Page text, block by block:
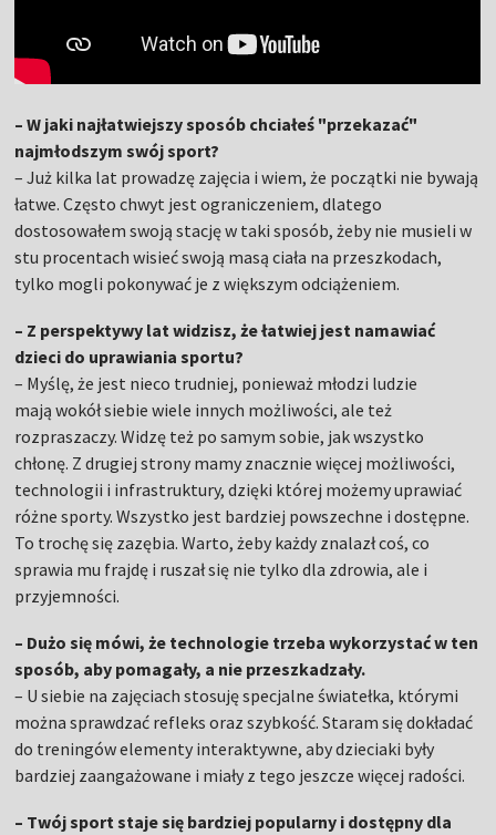
– W jaki najłatwiejszy sposób chciałeś "przekazać"
najmłodszym swój sport?
– Już kilka lat prowadzę zajęcia i wiem, że początki nie bywają
łatwe. Często chwyt jest ograniczeniem, dlatego
dostosowałem swoją stację w taki sposób, żeby nie musieli w
stu procentach wisieć swoją masą ciała na przeszkodach,
tylko mogli pokonywać je z większym odciążeniem.
– Z perspektywy lat widzisz, że łatwiej jest namawiać
dzieci do uprawiania sportu?
– Myślę, że jest nieco trudniej, ponieważ młodzi ludzie
mają wokół siebie wiele innych możliwości, ale też
rozpraszaczy. Widzę też po samym sobie, jak wszystko
chłonę. Z drugiej strony mamy znacznie więcej możliwości,
technologii i infrastruktury, dzięki której możemy uprawiać
różne sporty. Wszystko jest bardziej powszechne i dostępne.
To trochę się zazębia. Warto, żeby każdy znalazł coś, co
sprawia mu frajdę i ruszał się nie tylko dla zdrowia, ale i
przyjemności.
– Dużo się mówi, że technologie trzeba wykorzystać w ten
sposób, aby pomagały, a nie przeszkadzały.
– U siebie na zajęciach stosuję specjalne światełka, którymi
można sprawdzać refleks oraz szybkość. Staram się dokładać
do treningów elementy interaktywne, aby dzieciaki były
bardziej zaangażowane i miały z tego jeszcze więcej radości.
– Twój sport staje się bardziej popularny i dostępny dla